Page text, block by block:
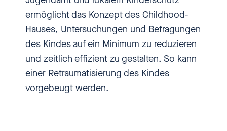
was man tun kann, damit sich
was ändert. Hier ist einbiszwei.
Schön, dass du uns zuhörst.
[00:00:55.630] - Nadia
Kailouli
ermöglicht das Konzept des Childhood-
Hauses, Untersuchungen und Befragungen
des Kindes auf ein Minimum zu reduzieren
und zeitlich effizient zu gestalten. So kann
einer Retraumatisierung des Kindes
vorgebeugt werden.